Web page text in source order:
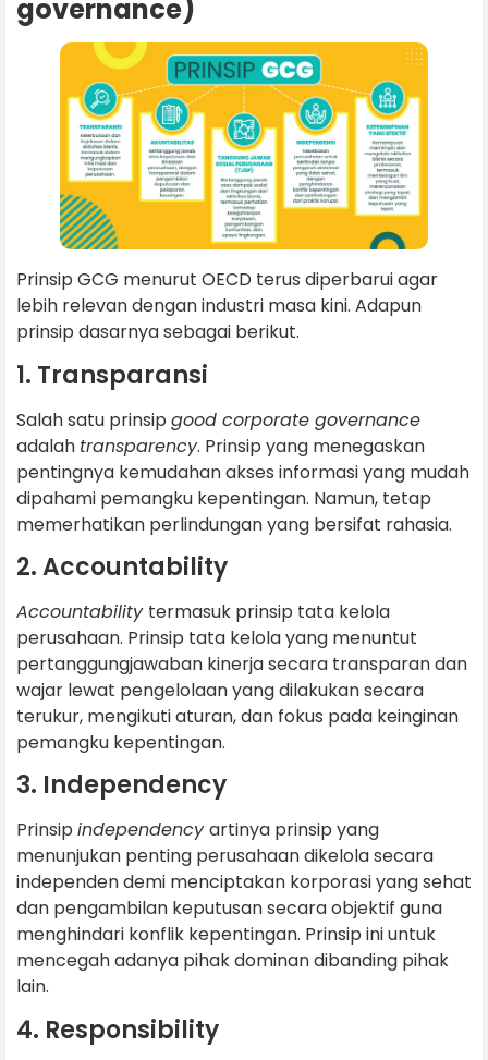
governance)
Prinsip GCG menurut OECD terus diperbarui agar
lebih relevan dengan industri masa kini. Adapun
prinsip dasarnya sebagai berikut.
1. Transparansi
Salah satu prinsip good corporate governance
adalah transparency. Prinsip yang menegaskan
pentingnya kemudahan akses informasi yang mudah
dipahami pemangku kepentingan. Namun, tetap
memerhatikan perlindungan yang bersifat rahasia.
2. Accountability
Accountability termasuk prinsip tata kelola
perusahaan. Prinsip tata kelola yang menuntut
pertanggungjawaban kinerja secara transparan dan
wajar lewat pengelolaan yang dilakukan secara
terukur, mengikuti aturan, dan fokus pada keinginan
pemangku kepentingan.
3. Independency
Prinsip independencyartinya prinsip yang
menunjukan penting perusahaan dikelola secara
independen demi menciptakan korporasi yang sehat
dan pengambilan keputusan secara objektif guna
menghindari konflik kepentingan. Prinsip ini untuk
mencegah adanya pihak dominan dibanding pihak
lain.
4. Responsibility